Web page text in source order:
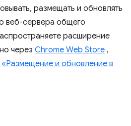
размещать и обновлять
веб-сервера общего
расширение
через Chrome Web Store ,
и обновление в